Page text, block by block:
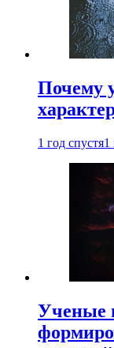
Почему
1 год спустя1
Ученые